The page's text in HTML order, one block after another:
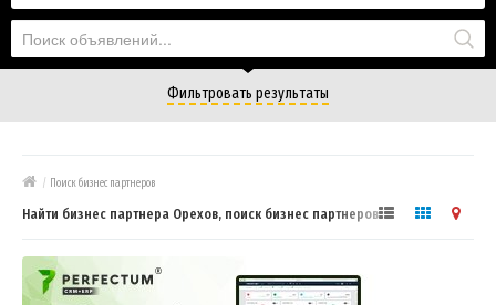
Фильтровать результаты
/ Поиск бизнес партнеров
Найти бизнес партнера Орехов, поиск бизнес партнеров для